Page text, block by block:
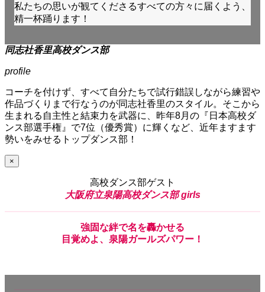
私たちの思いが観てくださるすべての方々に届くよう、
精一杯踊ります！
同志社香里高校ダンス部
profile
コーチを付けず、すべて自分たちで試行錯誤しながら練習や
作品づくりまで行なうのが同志社香里のスタイル。そこから
生まれる自主性と結束力を武器に、昨年8月の『日本高校ダ
ンス部選手権』で7位（優秀賞）に輝くなど、近年ますます
勢いをみせるトップダンス部！
×
高校ダンス部ゲスト
大阪府立泉陽高校ダンス部 girls
強固な絆で名を轟かせる
目覚めよ、泉陽ガールズパワー！